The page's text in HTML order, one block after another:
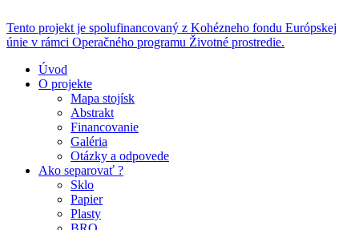
Tento projekt je spolufinancovaný z Kohézneho fondu Európskej
únie v rámci Operačného programu Životné prostredie.
Úvod
O projekte
Mapa stojísk
Abstrakt
Financovanie
Galéria
Otázky a odpovede
Ako separovať ?
Sklo
Papier
Plasty